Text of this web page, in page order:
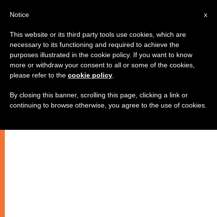
فـي الحــــرية
الحرية الحقيقية هي تسليم الذات بكليتها
x
Notice
This website or its third party tools use cookies, which are
necessary to its functioning and required to achieve the
purposes illustrated in the cookie policy. If you want to know
more or withdraw your consent to all or some of the cookies,
please refer to the cookie policy
By closing this banner, scrolling this page, clicking a link or
continuing to browse otherwise, you agree to the use of cookies.